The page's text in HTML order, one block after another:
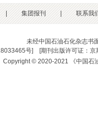
集团报刊 联系我
未经中国石油石化杂志书
号] [期刊出版许可证：
Copyright © 2020-2021 《中国石